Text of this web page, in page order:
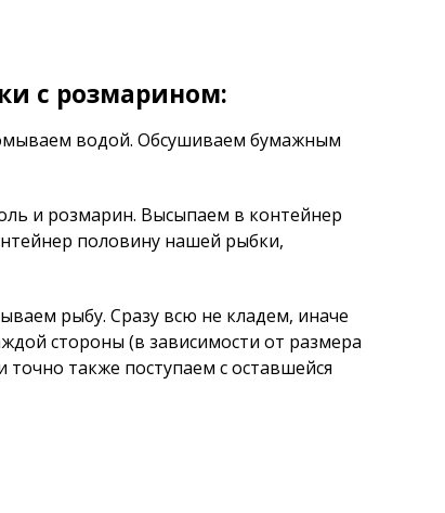
с розмарином:
водой. Обсушиваем бумажным
и розмарин. Высыпаем в контейнер
половину нашей рыбки,
рыбу. Сразу всю не кладем, иначе
стороны (в зависимости от размера
также поступаем с оставшейся